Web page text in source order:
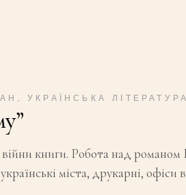
, УКРАЇНСЬКА ЛІТЕРАТУРА
книги. Робота над романом
міста, друкарні, офіси